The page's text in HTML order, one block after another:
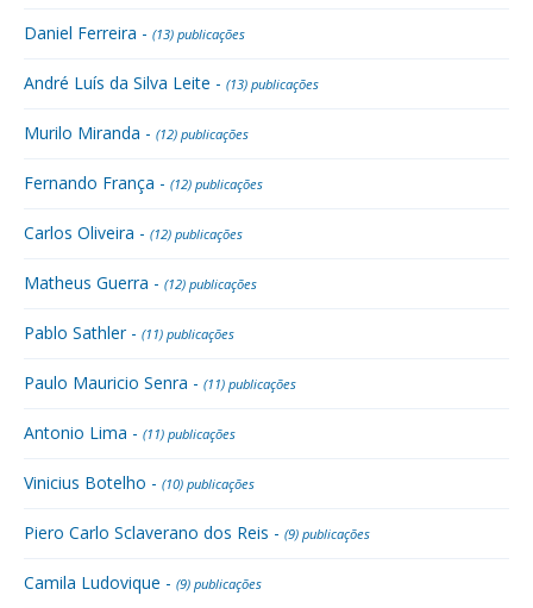
Daniel Ferreira - (13) publicações
André Luís da Silva Leite - (13) publicações
Murilo Miranda - (12) publicações
Fernando França - (12) publicações
Carlos Oliveira - (12) publicações
Matheus Guerra - (12) publicações
Pablo Sathler - (11) publicações
Paulo Mauricio Senra - (11) publicações
Antonio Lima - (11) publicações
Vinicius Botelho - (10) publicações
Piero Carlo Sclaverano dos Reis - (9) publicações
Camila Ludovique - (9) publicações